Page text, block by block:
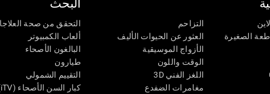
البحث
التحقق من صحة
ألعاب الكمبيوتر
البالغون الأصحاء
طيارون
التقييم الشمولي
كبار السن الأصحاء (iTV)
الصغيرة
التزاحم
العثور عن الحيوات الأليف
الأزواج الموسيقية
الوقت واللون
اللغز الفني 3D
مغامرات الضفدع